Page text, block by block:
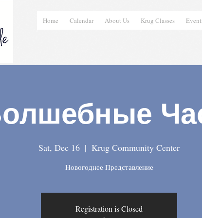
Home Calendar About Us Krug Classes
Sat, Dec 16
  |
Krug Community Center
Новогоднее Представление
Registration is Closed